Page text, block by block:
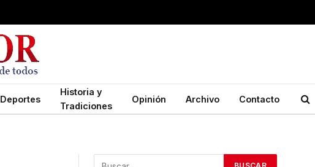
Deportes
Historia y
Tradiciones
Opinión Archivo Contacto